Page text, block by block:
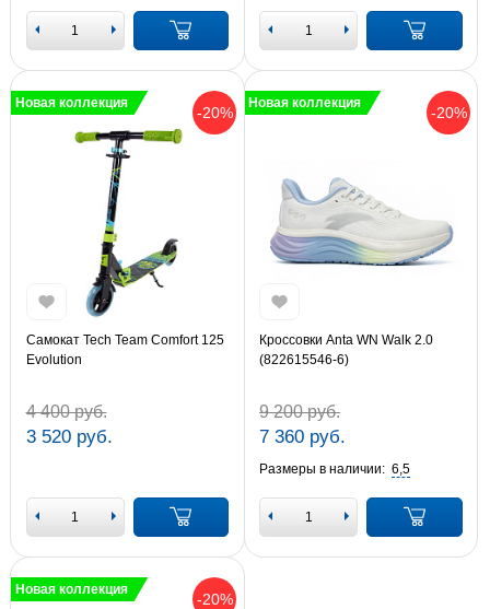
-20%
Новая коллекция
Самокат Tech Team Comfort 125
Evolution
4 400 руб.
3 520 руб.
-20%
Новая коллекция
Кроссовки Anta WN Walk 2.0
(822615546-6)
9 200 руб.
7 360 руб.
Размеры в наличии: 6,5
-20%
Новая коллекция